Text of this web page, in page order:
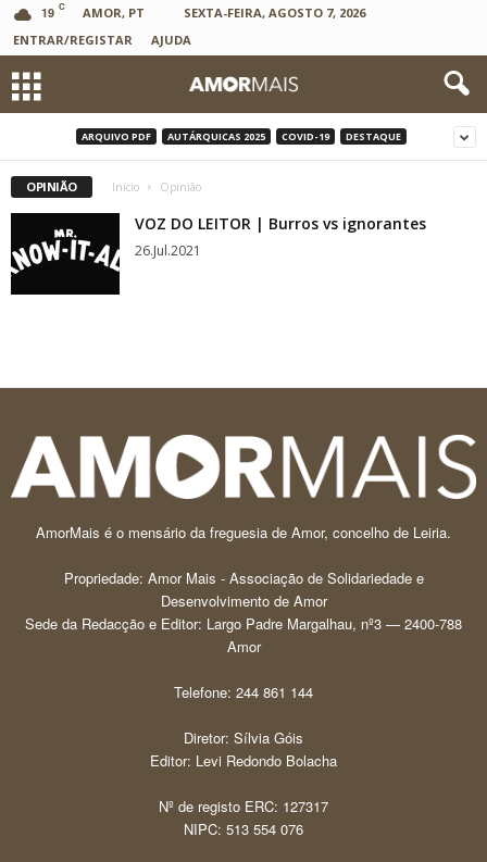
19 C AMOR, PT
SEXTA-FEIRA, AGOSTO 7, 2026
ENTRAR/REGISTAR
AJUDA
ARQUIVO PDF AUTÁRQUICAS 2025 COVID-19 DESTAQUE
OPINIÃO Início Opinião
VOZ DO LEITOR | Burros vs ignorantes
26.Jul.2021
AmorMais é o mensário da freguesia de Amor, concelho de Leiria.
Propriedade: Amor Mais - Associação de Solidariedade e
Desenvolvimento de Amor
Sede da Redacção e Editor: Largo Padre Margalhau, nº3 — 2400-788
Amor
Telefone: 244 861 144
Diretor: Sílvia Góis
Editor: Levi Redondo Bolacha
Nº de registo ERC: 127317
NIPC: 513 554 076